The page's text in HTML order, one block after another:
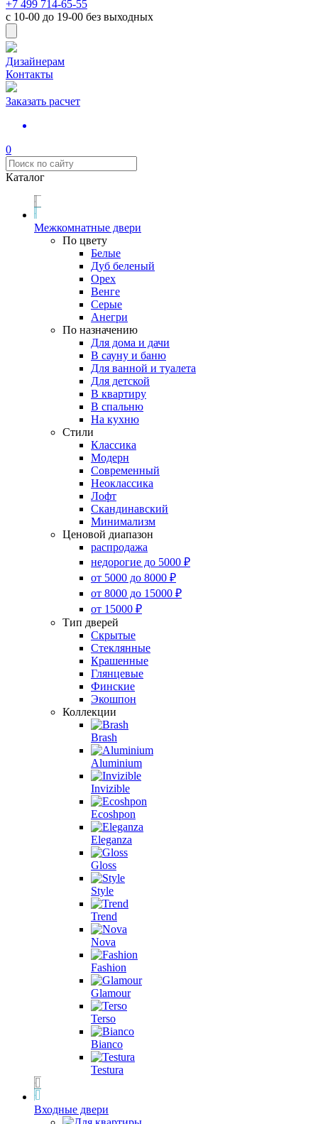
+7 499 714-65-55
с 10-00 до 19-00 без выходных
Дизайнерам
Контакты
Заказать расчет
0
Каталог
Межкомнатные двери
По цвету
Белые
Дуб беленый
Орех
Венге
Серые
Анегри
По назначению
Для дома и дачи
В сауну и баню
Для ванной и туалета
Для детской
В квартиру
В спальню
На кухню
Стили
Классика
Модерн
Современный
Неоклассика
Лофт
Скандинавский
Минимализм
Ценовой диапазон
распродажа
недорогие до 5000 ₽
от 5000 до 8000 ₽
от 8000 до 15000 ₽
от 15000 ₽
Тип дверей
Скрытые
Стеклянные
Крашенные
Глянцевые
Финские
Экошпон
Коллекции
Brash
Aluminium
Invizible
Ecoshpon
Eleganza
Gloss
Style
Trend
Nova
Fashion
Glamour
Terso
Bianco
Testura
Входные двери